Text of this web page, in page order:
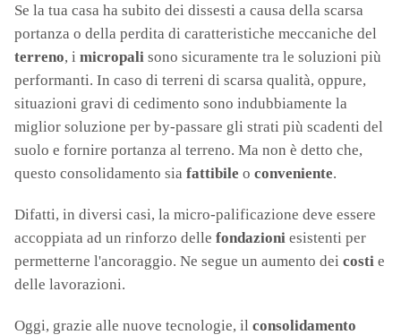
Se la tua casa ha subito dei dissesti a causa della scarsa
portanza o della perdita di caratteristiche meccaniche del
terreno, i micropali sono sicuramente tra le soluzioni più
performanti. In caso di terreni di scarsa qualità, oppure,
situazioni gravi di cedimento sono indubbiamente la
miglior soluzione per by-passare gli strati più scadenti del
suolo e fornire portanza al terreno. Ma non è detto che,
questo consolidamento sia fattibile o conveniente.
Difatti, in diversi casi, la micro-palificazione deve essere
accoppiata ad un rinforzo delle fondazioni esistenti per
permetterne l'ancoraggio. Ne segue un aumento dei costi e
delle lavorazioni.
Oggi, grazie alle nuove tecnologie, il consolidamento